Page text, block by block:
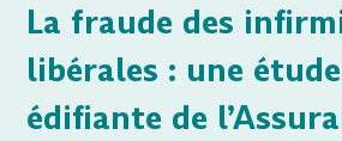
La fraude des
libérales : une étude
édifiante de